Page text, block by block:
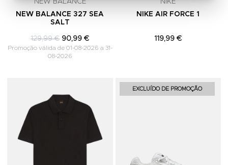
NEW BALANCE
NEW BALANCE 327 SEA
SALT
129,99 € 90,99 €
Promoção válida de 01-08-2026 a 31-
08-2026
NIKE
NIKE AIR FORCE 1
119,99 €
Adicionar aos Favoritos
EXCLUÍDO DE PROMOÇÃO